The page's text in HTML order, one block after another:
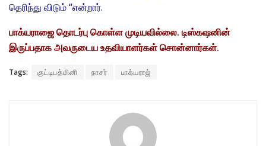
தெரிந்து விடும் “என்றார்.
பாக்யராஜை தொடர்பு கொள்ள முடியவில்லை. டிஸ்கஷனின்
இருப்பதாக அவருடைய உதவியாளர்கள் சொன்னார்கள்.
Tags: குட்டிபத்மினி நாசர் பாக்யராஜ்